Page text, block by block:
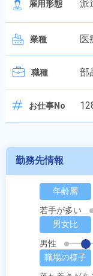
雇用形態 派
業種 医
職種 部
お仕事No
勤務先情報
年齢層
若手が多い
男女比
男性
職場の様子